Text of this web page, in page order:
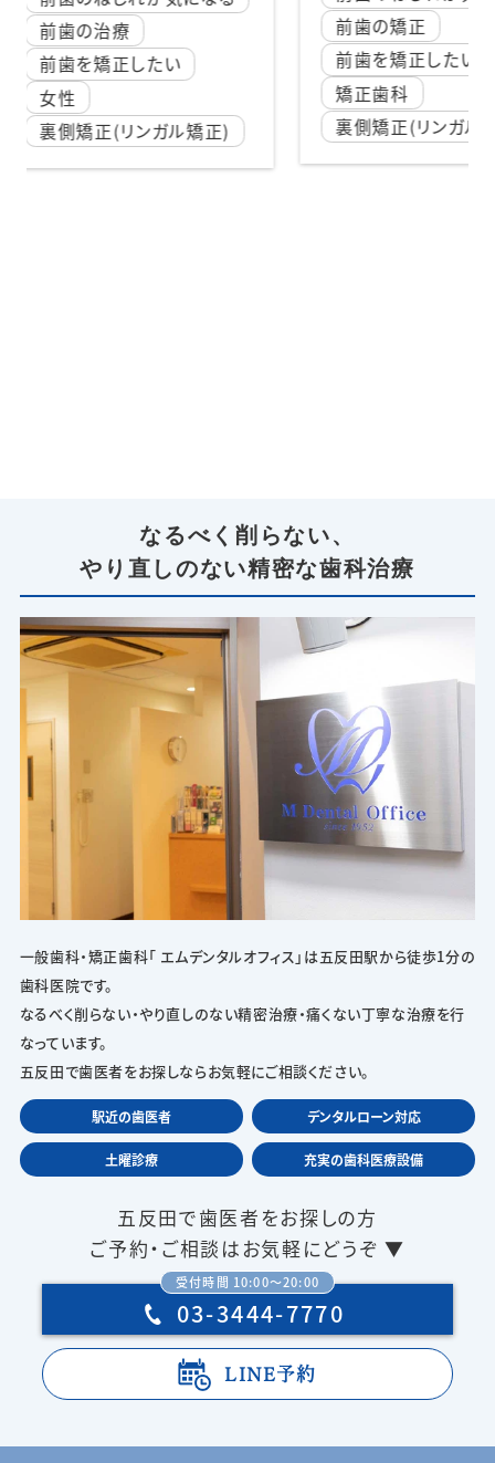
矯正)
前歯を矯正したい
裏側矯正(リンガル矯正)
前
男
表
なるべく削らない、
やり直しのない精密な歯科治療
一般歯科・矯正歯科「 エムデンタルオフィス」は五反田駅から徒歩1分の
歯科医院です。
なるべく削らない・やり直しのない精密治療・痛くない丁寧な治療を行
なっています。
五反田で歯医者をお探しならお気軽にご相談ください。
駅近の歯医者 デンタルローン対応
土曜診療 充実の歯科医療設備
五反田で歯医者をお探しの方
ご予約・ご相談はお気軽にどうぞ ▼
受付時間 10:00〜20:00
03-3444-7770
LINE予約